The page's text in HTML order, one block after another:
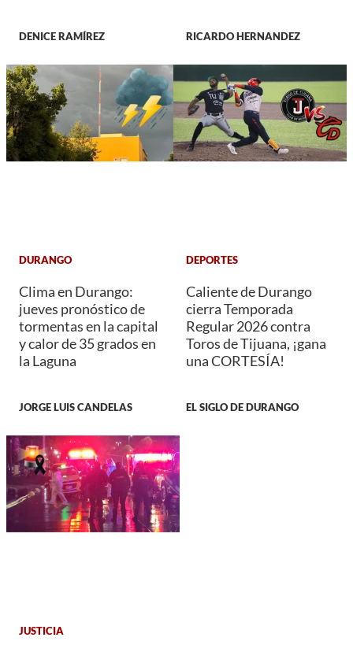
DENICE RAMÍREZ RICARDO HERNANDEZ
DURANGO
Clima en Durango:
jueves pronóstico de
tormentas en la capital
y calor de 35 grados en
la Laguna
JORGE LUIS CANDELAS
DEPORTES
Caliente de Durango
cierra Temporada
Regular 2026 contra
Toros de Tijuana, ¡gana
una CORTESÍA!
EL SIGLO DE DURANGO
JUSTICIA